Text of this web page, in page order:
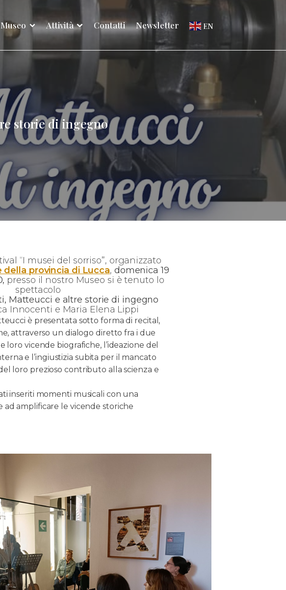
Attività Contatti Newsletter EN
storie di ingegno
“I musei del sorriso”, organizzato
della provincia di Lucca, domenica 19
presso il nostro Museo si è tenuto lo
spettacolo
Matteucci e altre storie di ingegno
Innocenti e Maria Elena Lippi
è presentata sotto forma di recital,
attraverso un dialogo diretto fra i due
loro vicende biografiche, l’ideazione del
e l’ingiustizia subita per il mancato
loro prezioso contributo alla scienza e
inseriti momenti musicali con una
ad amplificare le vicende storiche